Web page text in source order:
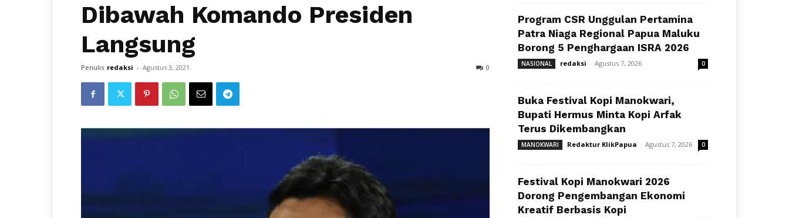
Dibawah Komando Presiden
Langsung
Penulis redaksi - Agustus 3, 2021 0
Program CSR Unggulan Pertamina
Patra Niaga Regional Papua Maluku
Borong 5 Penghargaan ISRA 2026
NASIONAL redaksi - Agustus 7, 2026 0
Buka Festival Kopi Manokwari,
Bupati Hermus Minta Kopi Arfak
Terus Dikembangkan
MANOKWARI Redaktur KlikPapua - Agustus 7, 2026 0
Festival Kopi Manokwari 2026
Dorong Pengembangan Ekonomi
Kreatif Berbasis Kopi